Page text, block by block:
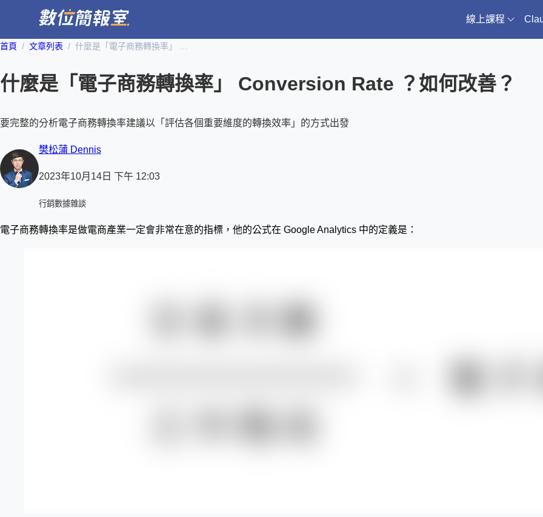
線上課程
首頁 文章列表
什麼是「電子商務轉換率」 Conversion Rate ？如何改善？
要完整的分析電子商務轉換率建議以「評估各個重要維度的轉換效率」的方式出發
樊松蒲 Dennis
2023年10月14日 下午 12:03
行銷數據雜談
電子商務轉換率是做電商產業一定會非常在意的指標，他的公式在 Google Analytics 中的定義是：